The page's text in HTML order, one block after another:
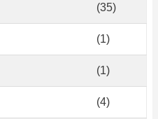
(35)
(1)
(1)
(4)